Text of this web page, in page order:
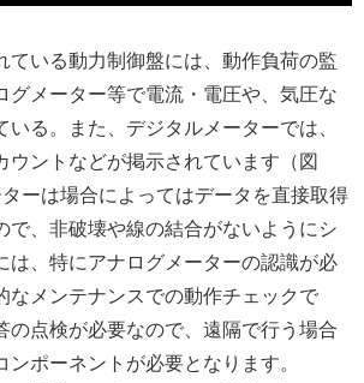
ている動力制御盤には、動作負荷の監
グメーター等で電流・電圧や、気圧な
いる。また、デジタルメーターでは、
ウントなどが掲示されています（図
ーは場合によってはデータを直接取得
で、非破壊や線の結合がないようにシ
は、特にアナログメーターの認識が必
なメンテナンスでの動作チェックで
の点検が必要なので、遠隔で行う場合
ポーネントが必要となります。